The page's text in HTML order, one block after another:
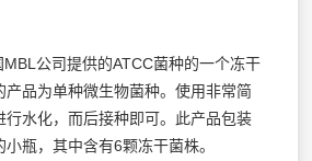
公司提供的ATCC菌种的一个冻干
产品为单种微生物菌种。使用非常简
行水化，而后接种即可。此产品包装
瓶，其中含有6颗冻干菌株。